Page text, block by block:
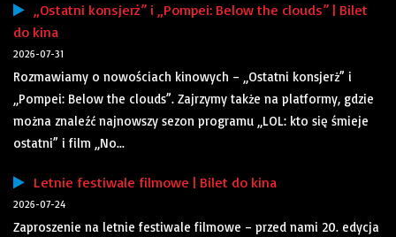
„Ostatni konsjerż” i „Pompei: Below the clouds” | Bilet
do kina
2026-07-31
Rozmawiamy o nowościach kinowych – „Ostatni konsjerż” i
„Pompei: Below the clouds”. Zajrzymy także na platformy, gdzie
można znaleźć najnowszy sezon programu „LOL: kto się śmieje
ostatni” i film „No...
Letnie festiwale filmowe | Bilet do kina
2026-07-24
Zaproszenie na letnie festiwale filmowe – przed nami 20. edycja